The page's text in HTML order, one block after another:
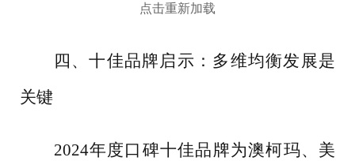
点击重新加载
四、十佳品牌启示：多维均衡发展是
关键
2024年度口碑十佳品牌为澳柯玛、美